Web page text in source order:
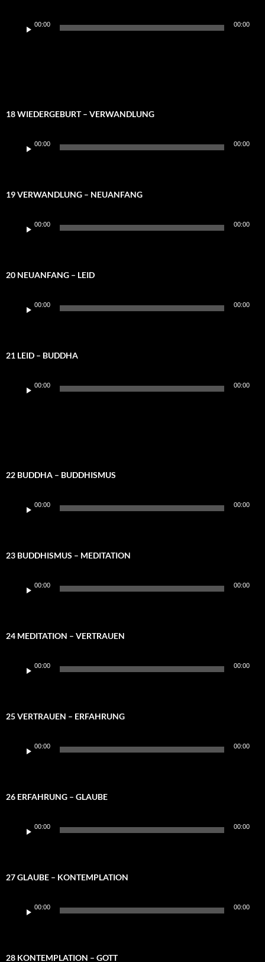
Player
00:00 00:00
18 WIEDERGEBURT – VERWANDLUNG
Player
00:00 00:00
19 VERWANDLUNG – NEUANFANG
Player
00:00 00:00
20 NEUANFANG – LEID
Player
00:00 00:00
21 LEID – BUDDHA
Player
00:00 00:00
22 BUDDHA – BUDDHISMUS
Player
00:00 00:00
23 BUDDHISMUS – MEDITATION
Player
00:00 00:00
24 MEDITATION – VERTRAUEN
Player
00:00 00:00
25 VERTRAUEN – ERFAHRUNG
Player
00:00 00:00
26 ERFAHRUNG – GLAUBE
Player
00:00 00:00
27 GLAUBE – KONTEMPLATION
Player
00:00 00:00
28 KONTEMPLATION – GOTT